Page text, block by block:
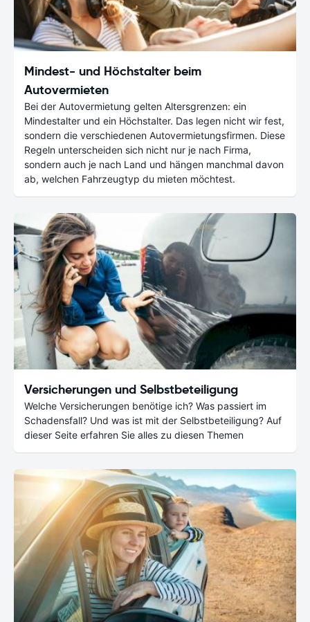
Mindest- und Höchstalter beim
Autovermieten
Bei der Autovermietung gelten Altersgrenzen: ein
Mindestalter und ein Höchstalter. Das legen nicht wir fest,
sondern die verschiedenen Autovermietungsfirmen. Diese
Regeln unterscheiden sich nicht nur je nach Firma,
sondern auch je nach Land und hängen manchmal davon
ab, welchen Fahrzeugtyp du mieten möchtest.
Versicherungen und Selbstbeteiligung
Welche Versicherungen benötige ich? Was passiert im
Schadensfall? Und was ist mit der Selbstbeteiligung? Auf
dieser Seite erfahren Sie alles zu diesen Themen